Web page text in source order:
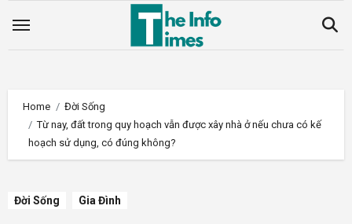
Home
Đời Sống
Từ nay, đất trong quy hoạch vẫn được xây nhà ở nếu chưa có kế
hoạch sử dụng, có đúng không?
Đời Sống Gia Đình